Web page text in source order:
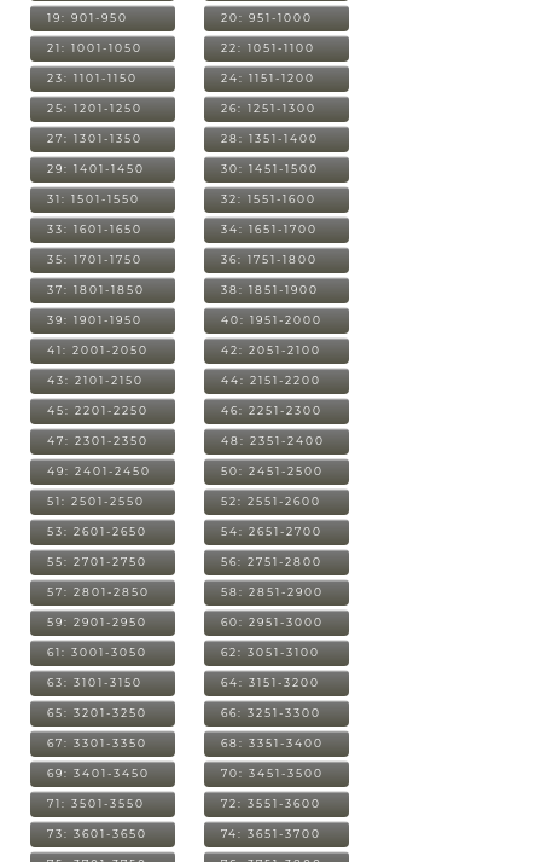
19: 901-950 20: 951-1000
21: 1001-1050 22: 1051-1100
23: 1101-1150 24: 1151-1200
25: 1201-1250 26: 1251-1300
27: 1301-1350 28: 1351-1400
29: 1401-1450 30: 1451-1500
31: 1501-1550 32: 1551-1600
33: 1601-1650 34: 1651-1700
35: 1701-1750 36: 1751-1800
37: 1801-1850 38: 1851-1900
39: 1901-1950 40: 1951-2000
41: 2001-2050 42: 2051-2100
43: 2101-2150 44: 2151-2200
45: 2201-2250 46: 2251-2300
47: 2301-2350 48: 2351-2400
49: 2401-2450 50: 2451-2500
51: 2501-2550 52: 2551-2600
53: 2601-2650 54: 2651-2700
55: 2701-2750 56: 2751-2800
57: 2801-2850 58: 2851-2900
59: 2901-2950 60: 2951-3000
61: 3001-3050 62: 3051-3100
63: 3101-3150 64: 3151-3200
65: 3201-3250 66: 3251-3300
67: 3301-3350 68: 3351-3400
69: 3401-3450 70: 3451-3500
71: 3501-3550 72: 3551-3600
73: 3601-3650 74: 3651-3700